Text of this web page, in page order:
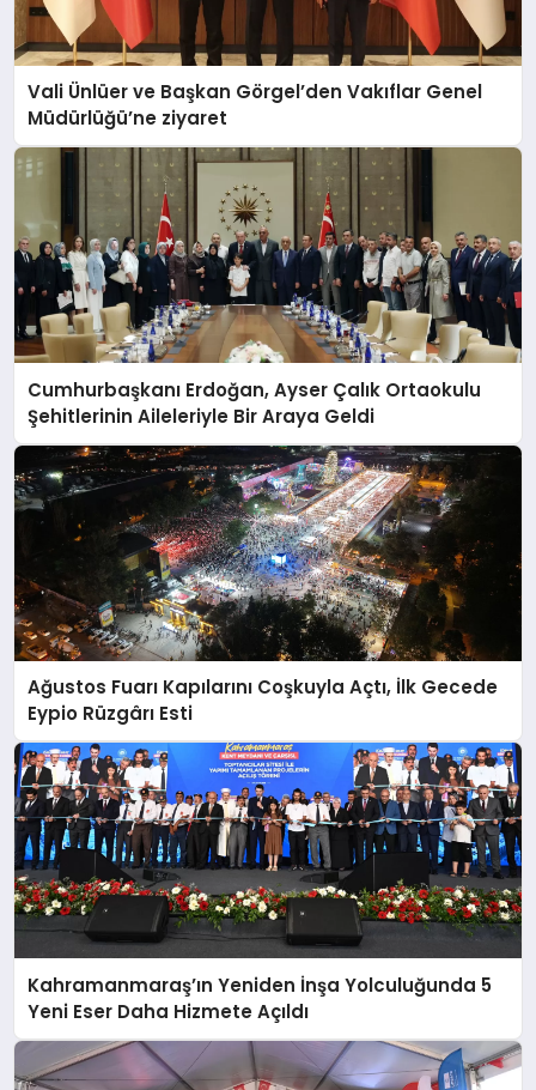
Vali Ünlüer ve Başkan Görgel’den Vakıflar Genel
Müdürlüğü’ne ziyaret
Cumhurbaşkanı Erdoğan, Ayser Çalık Ortaokulu
Şehitlerinin Aileleriyle Bir Araya Geldi
Ağustos Fuarı Kapılarını Coşkuyla Açtı, İlk Gecede
Eypio Rüzgârı Esti
Kahramanmaraş’ın Yeniden İnşa Yolculuğunda 5
Yeni Eser Daha Hizmete Açıldı